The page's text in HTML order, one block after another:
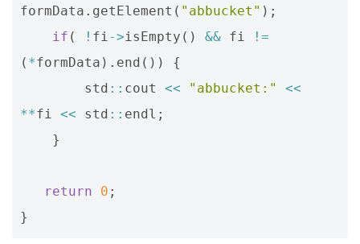
formData . getElement ( "abbucket" );
if ( ! fi->isEmpty () && fi
!=
( *formData ). end ())
{
std :: cout << "abbucket:"
<<
**fi << std :: endl ;
}
return 0 ;
}